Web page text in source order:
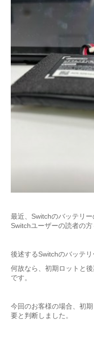
最近、Switchのバッテリ
Switchユーザーの読者の方
後述するSwitchのバッテリ
何故なら、初期ロットと
です。
今回のお客様の場合、初
要と判断しました。